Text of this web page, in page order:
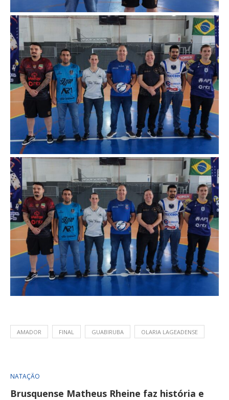
AMADOR FINAL GUABIRUBA OLARIA LAGEADENSE
NATAÇÃO
Brusquense Matheus Rheine faz história e